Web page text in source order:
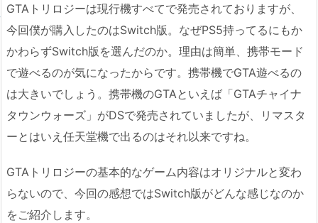
GTAトリロジーは現行機すべてで発売されておりますが、
今回僕が購入したのはSwitch版。なぜPS5持ってるにもか
かわらずSwitch版を選んだのか。理由は簡単、携帯モード
で遊べるのが気になったからです。携帯機でGTA遊べるの
は大きいでしょう。携帯機のGTAといえば「GTAチャイナ
タウンウォーズ」がDSで発売されていましたが、リマスタ
ーとはいえ任天堂機で出るのはそれ以来ですね。
GTAトリロジーの基本的なゲーム内容はオリジナルと変わ
らないので、今回の感想ではSwitch版がどんな感じなのか
をご紹介します。